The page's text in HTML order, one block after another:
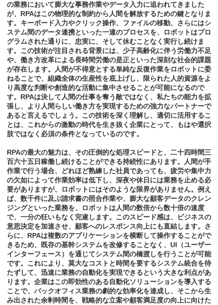
の業務において膨大な事務作業やデータ入力に追われてきました
が、RPAはこの物理的な制約から人間を解放するための鍵となりま
す。キーボード入力やクリック操作、ファイルの移動、さらにはシ
ステム間のデータ連携といった一連のプロセスを、ロボットはプロ
グラムされた通りに、忠実に、そして休むことなく実行し続けま
す。この技術が注目される背景には、少子高齢化に伴う労働力不足
や、働き方改革による長時間労働の是正といった深刻な社会的課題
が存在します。人間が不得意とする単純な反復作業をロボットに委
ねることで、組織全体の生産性を底上げし、限られた人的資源をよ
り高度な判断や創造的な活動に集中させることが可能になるので
す。RPAは決して人間の仕事を奪う敵ではなく、私たちの能力を拡
張し、より人間らしい働き方を実現するための強力なパートナーで
あると言えるでしょう。この技術を深く理解し、適切に活用するこ
とは、これからの激動の時代を生き抜く企業にとって、もはや選択
肢ではなく必須の条件となっているのです。
RPAの最大の魅力は、その圧倒的な処理スピードと、二十四時間三
百六十五日稼働し続けることができる持続性にあります。人間が手
作業で行う場合、どれほど熟練した社員であっても、疲労や集中力
の欠如によって作業効率は低下し、深夜や休日には業務を止める必
要がありますが、ロボットにはそのような限界がありません。例え
ば、数千件に及ぶ請求書の照合作業や、膨大な顧客データのクレン
ジングといった業務を、ロボットは人間の数倍から数十倍の速度
で、一分の狂いもなく完遂します。このスピード感は、ビジネスの
意思決定を加速させ、顧客へのレスポンス向上にも直結します。さ
らに、RPAは複数のアプリケーションを横断して操作することがで
きるため、既存の基幹システムを改修することなく、UI（ユーザー
インターフェース）を通じてシステム間の橋渡しを行うことが可能
です。これにより、莫大なコストと時間を要するシステム統合を待
たずして、迅速に業務の自動化を実現できるという大きな利点があ
ります。企業はこの即効性のある自動化ソリューションを導入する
ことで、バックオフィス業務の劇的な効率化を達成し、そこから生
み出された余剰時間を、戦略的な立案や顧客満足度の向上に向けた